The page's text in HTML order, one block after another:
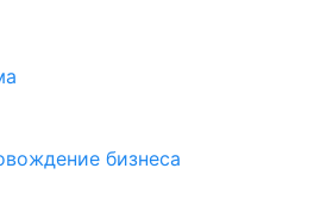
бизнеса